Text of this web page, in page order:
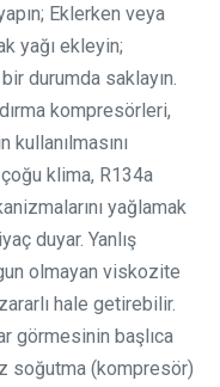
Eklerken veya
yağı ekleyin;
durumda saklayın.
kompresörleri,
klima, R134a
yağlamak
duyar. Yanlış
olmayan viskozite
hale getirebilir.
görmesinin başlıca
soğutma (kompresör)